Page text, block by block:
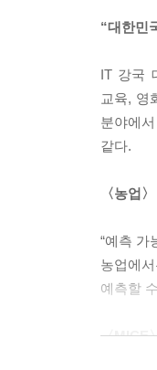
“AI 농
모하게
--- p.56
“MICE
고 시장
--- p.99
“철강업
“대한민
IT 강국
교육, 영
분야에
같다.
〈농업〉
“예측 가
농업에
예측할
〈MICE